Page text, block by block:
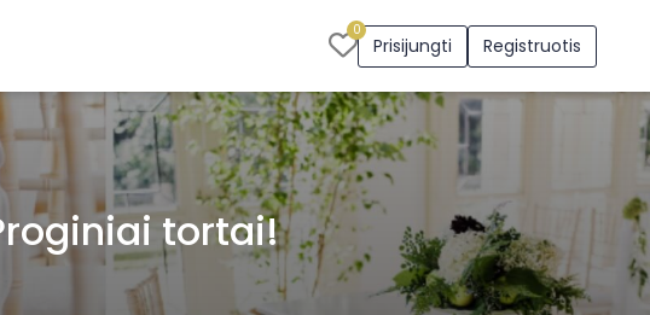
0
Prisijungti Registruotis
tortai!